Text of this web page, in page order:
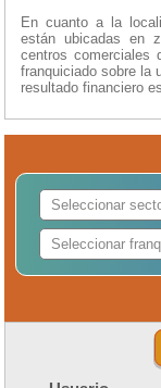
En cuanto a la
están ubicadas en
centros comerciales
franquiciado sobre la
resultado financiero